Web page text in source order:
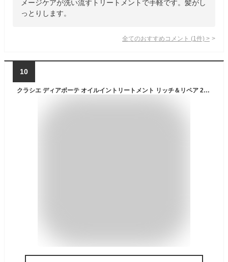
メージケアが洗い流すトリートメントで手軽です。髪がし
っとりします。
全てのおすすめコメント (1 件) >
10
クラシエ ディアボーテ オイルイントリートメント リッチ＆リペア 200g【ドラッグストア】【ゆうパケット対応】